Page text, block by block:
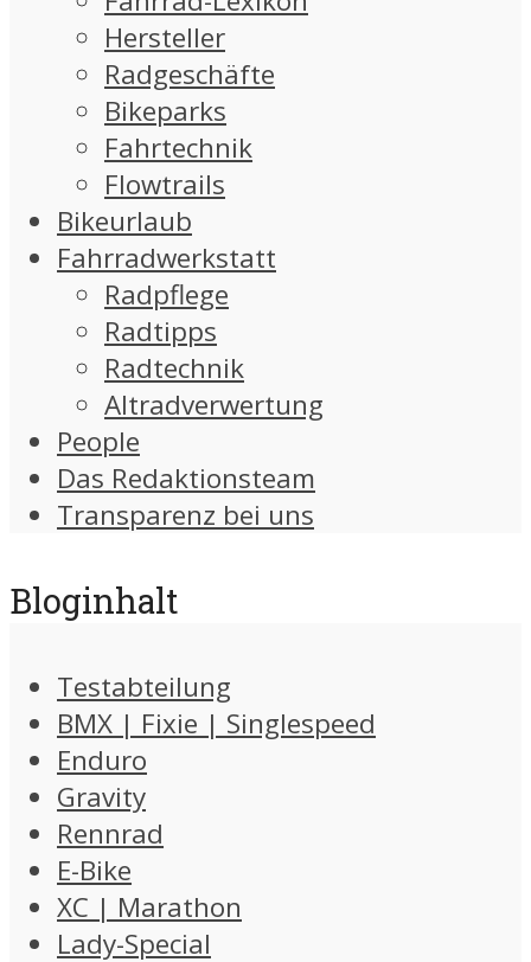
Hersteller
Radgeschäfte
Bikeparks
Fahrtechnik
Flowtrails
Bikeurlaub
Fahrradwerkstatt
Radpflege
Radtipps
Radtechnik
Altradverwertung
People
Das Redaktionsteam
Transparenz bei uns
Bloginhalt
Testabteilung
BMX | Fixie | Singlespeed
Enduro
Gravity
Rennrad
E-Bike
XC | Marathon
Lady-Special